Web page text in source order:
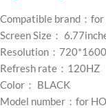
Compatible brand：for
Screen Size：
Resolution：720*1600
Refresh rate：120HZ
Color： BLACK
Model number：for